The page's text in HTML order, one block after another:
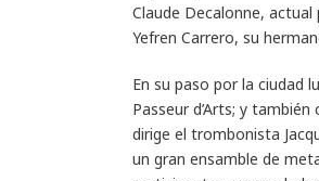
Claude Decalonne, actual
Yefren Carrero, su
En su paso por la ciudad
Passeur d’Arts; y
dirige el trombonista
un gran ensamble de